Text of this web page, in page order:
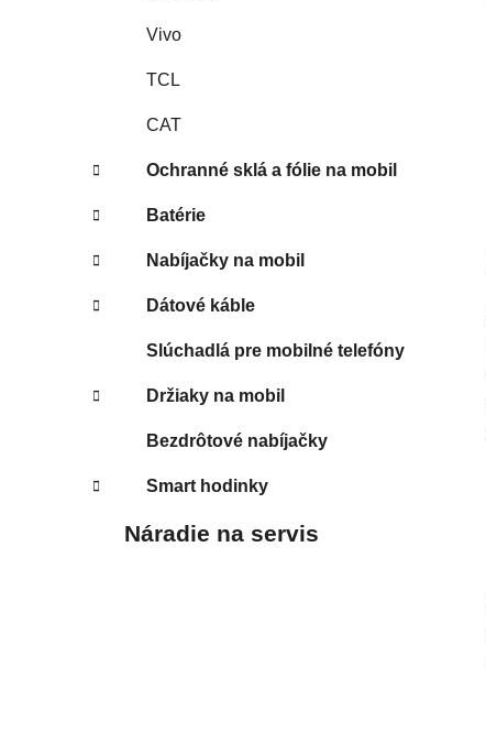
Vivo
TCL
CAT
Ochranné sklá a fólie na mobil
Batérie
Nabíjačky na mobil
Dátové káble
Slúchadlá pre mobilné telefóny
Držiaky na mobil
Bezdrôtové nabíjačky
Smart hodinky
Náradie na servis